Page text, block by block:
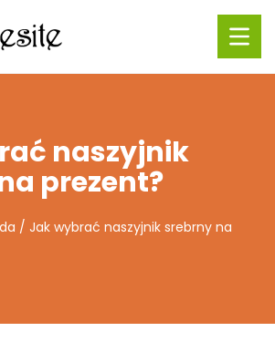
naszyjnik
prezent?
/ Jak wybrać naszyjnik srebrny na